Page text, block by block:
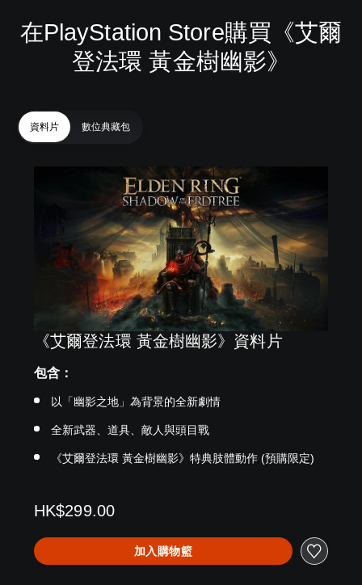
在PlayStation Store購買《艾爾
登法環 黃金樹幽影》
資料片 數位典藏包
《艾爾登法環 黃金樹幽影》資料片
包含：
以「幽影之地」為背景的全新劇情
全新武器、道具、敵人與頭目戰
《艾爾登法環 黃金樹幽影》特典肢體動作 (預購限定)
HK$299.00
加入購物籃